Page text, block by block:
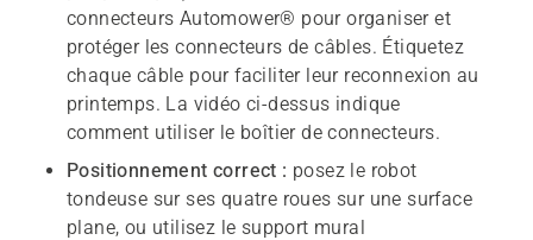
connecteurs Automower® pour organiser et
protéger les connecteurs de câbles. Étiquetez
chaque câble pour faciliter leur reconnexion au
printemps. La vidéo ci-dessus indique
comment utiliser le boîtier de connecteurs.
Positionnement correct : posez le robot
tondeuse sur ses quatre roues sur une surface
plane, ou utilisez le support mural